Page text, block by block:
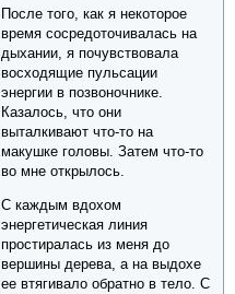
После того, как я некоторое
время сосредоточивалась на
дыхании, я почувствовала
восходящие пульсации
энергии в позвоночнике.
Казалось, что они
выталкивают что-то на
макушке головы. Затем что-то
во мне открылось.
С каждым вдохом
энергетическая линия
простиралась из меня до
вершины дерева, а на выдохе
ее втягивало обратно в тело. С